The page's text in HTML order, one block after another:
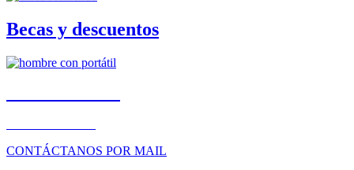
Becas y descuentos
CONTÁCTANOS POR MAIL